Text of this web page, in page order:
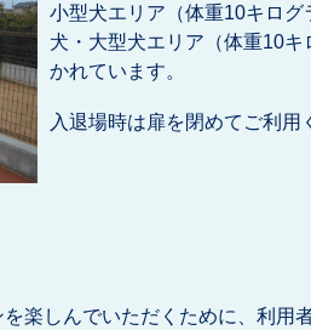
小型犬エリア（体重10キログ
犬・大型犬エリア（体重10キ
かれています。
入退場時は扉を閉めてご利用
楽しんでいただくために、利用